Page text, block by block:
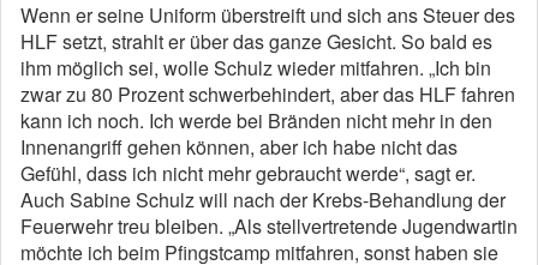
Wenn er seine Uniform überstreift und sich ans Steuer des
HLF setzt, strahlt er über das ganze Gesicht. So bald es
ihm möglich sei, wolle Schulz wieder mitfahren. „Ich bin
zwar zu 80 Prozent schwerbehindert, aber das HLF fahren
kann ich noch. Ich werde bei Bränden nicht mehr in den
Innenangriff gehen können, aber ich habe nicht das
Gefühl, dass ich nicht mehr gebraucht werde“, sagt er.
Auch Sabine Schulz will nach der Krebs-Behandlung der
Feuerwehr treu bleiben. „Als stellvertretende Jugendwartin
möchte ich beim Pfingstcamp mitfahren, sonst haben sie